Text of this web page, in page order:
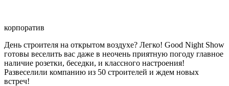
корпоратив
День строителя на открытом воздухе? Легко! Good Night Show
готовы веселить вас даже в неочень приятную погоду главное
наличие розетки, беседки, и классного настроения!
Развеселили компанию из 50 строителей и ждем новых
встреч!